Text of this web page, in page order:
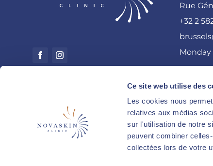
Ce site web utilise des
Les cookies nous
relatives aux médias
sur l'utilisation de notre
peuvent combiner
collectées lors de votre
Rue
+32 2
Monday